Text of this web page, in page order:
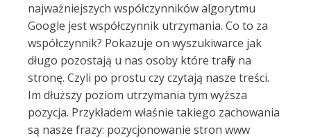
najważniejszych współczynników algorytmu
Google jest współczynnik utrzymania. Co to za
współczynnik? Pokazuje on wyszukiwarce jak
długo pozostają u nas osoby które trafiły na
stronę. Czyli po prostu czy czytają nasze treści.
Im dłuższy poziom utrzymania tym wyższa
pozycja. Przykładem właśnie takiego zachowania
są nasze frazy: pozycjonowanie stron www